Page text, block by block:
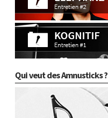
Qui veut des Amnusticks ?